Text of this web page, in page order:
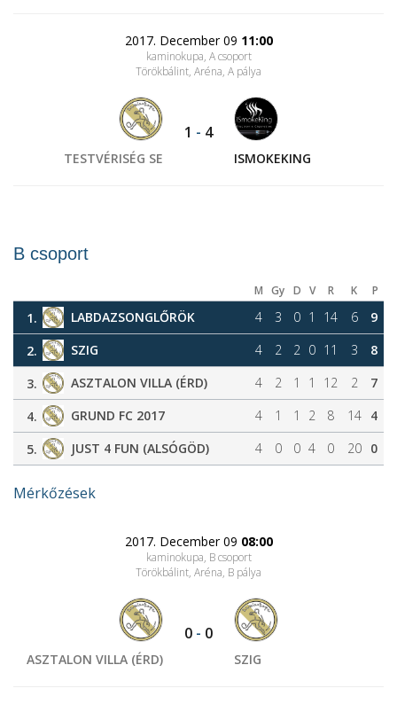
2017. December 09 11:00
kaminokupa, A csoport
Törökbálint, Aréna, A pálya
TESTVÉRISÉG SE
1 - 4
ISMOKEKING
B csoport
M Gy D V R K P
1. LABDAZSONGLŐRÖK 4 3 0 1 14 6
9
2.
SZIG 4 2 2 0 11 3
8
3.
ASZTALON VILLA (ÉRD) 4 2 1 1 12 2
7
4.
GRUND FC 2017 4 1 1 2 8 14
4
5.
JUST 4 FUN (ALSÓGÖD) 4 0 0 4 0 20 0
Mérkőzések
2017. December 09 08:00
kaminokupa, B csoport
Törökbálint, Aréna, B pálya
ASZTALON VILLA (ÉRD)
0 - 0
SZIG